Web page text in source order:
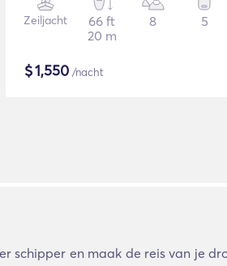
Zeiljacht
66 ft
20 m
8 5
$1,550 /nacht
schipper en maak de reis van je